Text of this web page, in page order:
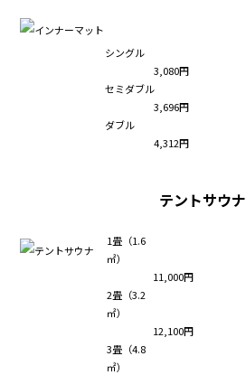
シングル
3,080円
セミダブル
3,696円
ダブル
4,312円
テントサウナ
1畳（1.6
㎡）
11,000円
2畳（3.2
㎡）
12,100円
3畳（4.8
㎡）